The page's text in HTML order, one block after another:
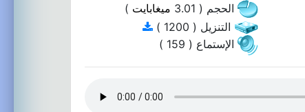
الحجم ( 3.01 ميغابايت )
التنزيل ( 1200 )
الإستماع ( 159 )